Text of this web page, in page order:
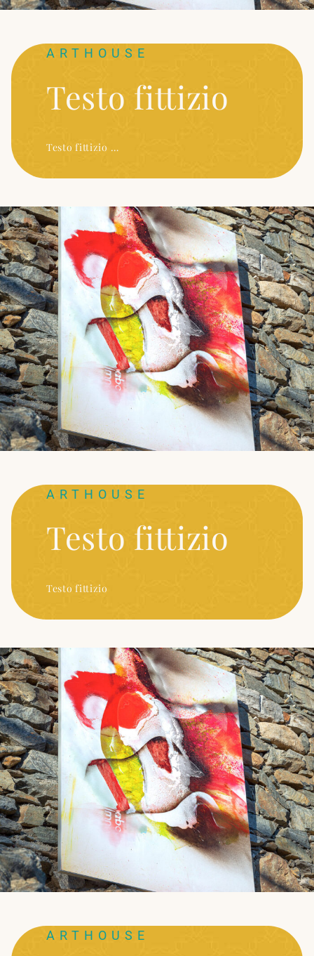
ARTHOUSE
Testo fittizio
Testo fittizio …
ARTHOUSE
Testo fittizio
Testo fittizio
ARTHOUSE